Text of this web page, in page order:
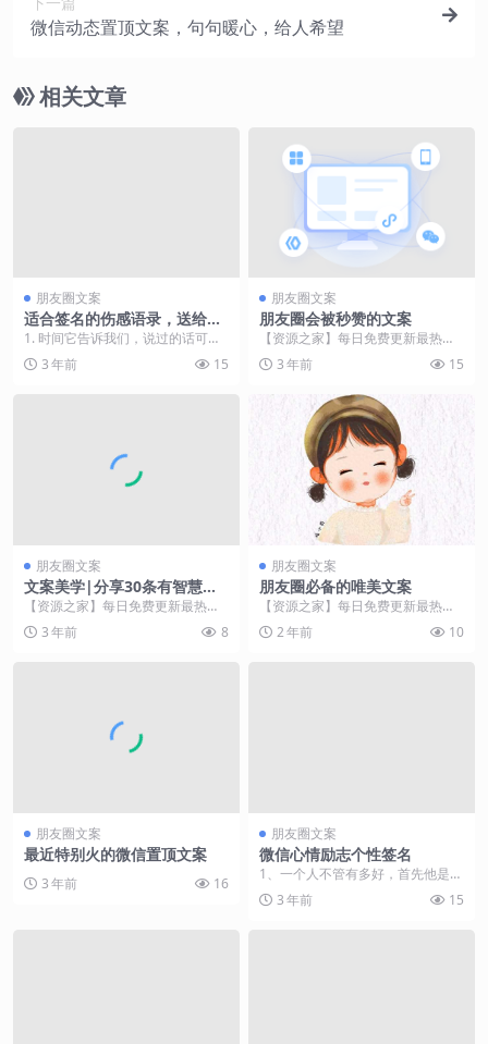
微信动态置顶文案，句句暖心，给人希望
相关文章
朋友圈文案
适合签名的伤感语录，送给生
活中压抑的你！
1. 时间它告诉我们，说过的话可以
不算，爱过的人可以再换。 2. 我也
会偶尔想想...
3 年前 15
朋友圈文案
朋友圈会被秒赞的文案
【资源之家】每日免费更新最热门
的副业项目资源 1.日子简单，不浓
不淡，不深不浅，...
3 年前 15
朋友圈文案
文案美学|分享30条有智慧的
朋友圈文案~
【资源之家】每日免费更新最热门
的副业项目资源 我认为，“有智慧”
是对才华和能力的...
3 年前 8
朋友圈文案
朋友圈必备的唯美文案
【资源之家】每日免费更新最热门
的副业项目资源 二十一、人生总是
充满了惊喜和失落，...
2 年前 10
朋友圈文案
最近特别火的微信置顶文案
3 年前 16
朋友圈文案
微信心情励志个性签名
1、一个人不管有多好，首先他是你
的，才有意义。爱情到最后，不是
比谁更出色，而是看...
3 年前 15